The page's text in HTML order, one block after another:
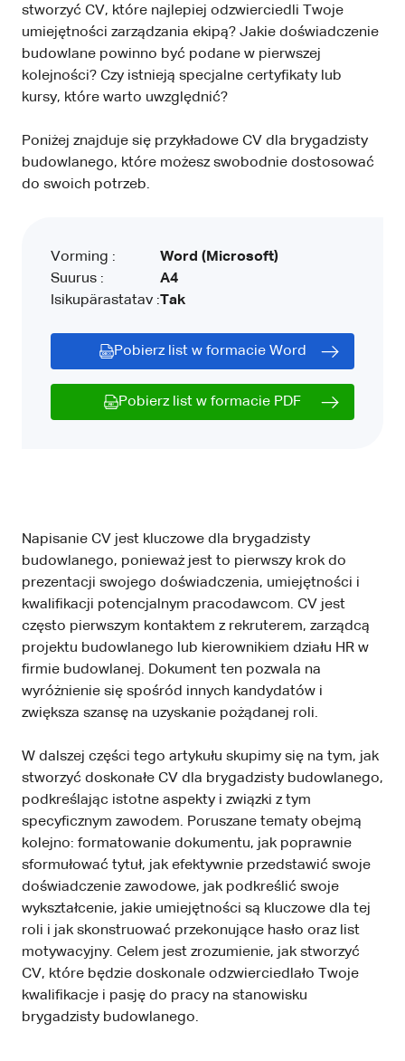
stworzyć CV, które najlepiej odzwierciedli Twoje
umiejętności zarządzania ekipą? Jakie doświadczenie
budowlane powinno być podane w pierwszej
kolejności? Czy istnieją specjalne certyfikaty lub
kursy, które warto uwzględnić?
Poniżej znajduje się przykładowe CV dla brygadzisty
budowlanego, które możesz swobodnie dostosować
do swoich potrzeb.
Vorming :
Suurus :
Isikupärastatav :
Word (Microsoft)
A4
Tak
Pobierz list w formacie Word
Pobierz list w formacie PDF
Napisanie CV jest kluczowe dla brygadzisty
budowlanego, ponieważ jest to pierwszy krok do
prezentacji swojego doświadczenia, umiejętności i
kwalifikacji potencjalnym pracodawcom. CV jest
często pierwszym kontaktem z rekruterem, zarządcą
projektu budowlanego lub kierownikiem działu HR w
firmie budowlanej. Dokument ten pozwala na
wyróżnienie się spośród innych kandydatów i
zwiększa szansę na uzyskanie pożądanej roli.
W dalszej części tego artykułu skupimy się na tym, jak
stworzyć doskonałe CV dla brygadzisty budowlanego,
podkreślając istotne aspekty i związki z tym
specyficznym zawodem. Poruszane tematy obejmą
kolejno: formatowanie dokumentu, jak poprawnie
sformułować tytuł, jak efektywnie przedstawić swoje
doświadczenie zawodowe, jak podkreślić swoje
wykształcenie, jakie umiejętności są kluczowe dla tej
roli i jak skonstruować przekonujące hasło oraz list
motywacyjny. Celem jest zrozumienie, jak stworzyć
CV, które będzie doskonale odzwierciedlało Twoje
kwalifikacje i pasję do pracy na stanowisku
brygadzisty budowlanego.